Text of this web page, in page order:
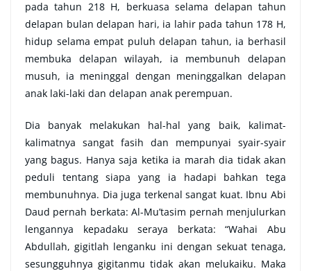
pada tahun 218 H, berkuasa selama delapan tahun
delapan bulan delapan hari, ia lahir pada tahun 178 H,
hidup selama empat puluh delapan tahun, ia berhasil
membuka delapan wilayah, ia membunuh delapan
musuh, ia meninggal dengan meninggalkan delapan
anak laki-laki dan delapan anak perempuan.
Dia banyak melakukan hal-hal yang baik, kalimat-
kalimatnya sangat fasih dan mempunyai syair-syair
yang bagus. Hanya saja ketika ia marah dia tidak akan
peduli tentang siapa yang ia hadapi bahkan tega
membunuhnya. Dia juga terkenal sangat kuat. Ibnu Abi
Daud pernah berkata: Al-Mu’tasim pernah menjulurkan
lengannya kepadaku seraya berkata: “Wahai Abu
Abdullah, gigitlah lenganku ini dengan sekuat tenaga,
sesungguhnya gigitanmu tidak akan melukaiku. Maka